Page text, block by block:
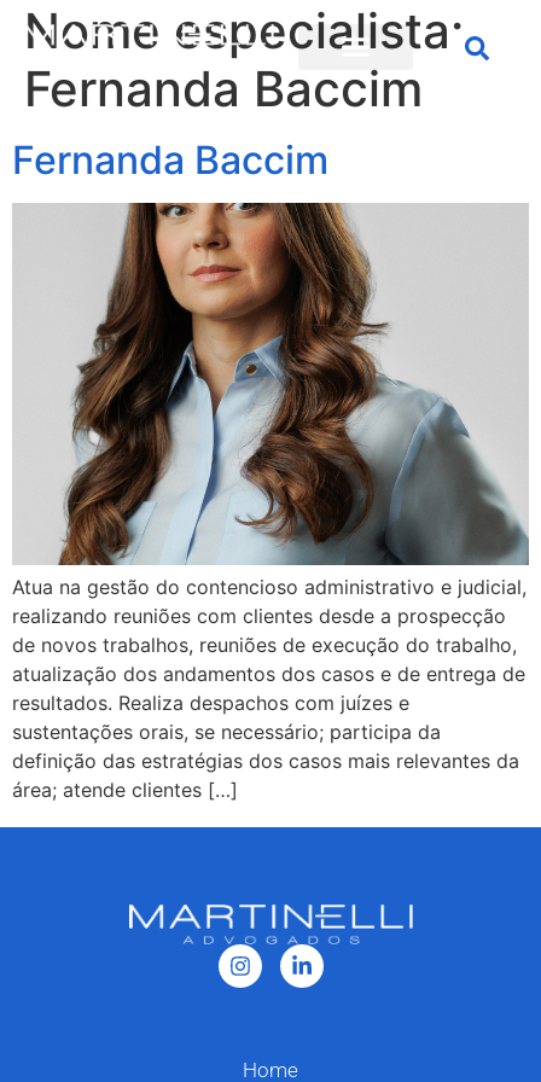
Nome especialista:
Fernanda Baccim
Fernanda Baccim
Atua na gestão do contencioso administrativo e judicial,
realizando reuniões com clientes desde a prospecção
de novos trabalhos, reuniões de execução do trabalho,
atualização dos andamentos dos casos e de entrega de
resultados. Realiza despachos com juízes e
sustentações orais, se necessário; participa da
definição das estratégias dos casos mais relevantes da
área; atende clientes […]
Home